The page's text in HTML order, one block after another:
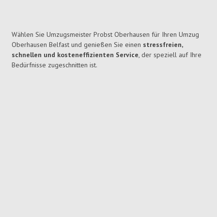
Wählen Sie Umzugsmeister Probst Oberhausen für Ihren Umzug
Oberhausen Belfast und genießen Sie einen stressfreien,
schnellen und kosteneffizienten Service, der speziell auf Ihre
Bedürfnisse zugeschnitten ist.